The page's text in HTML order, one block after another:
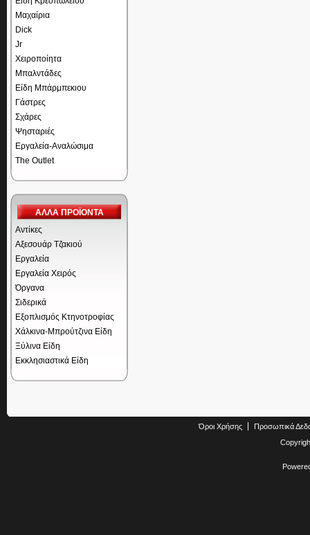
Μαχαίρια
Dick
Jr
Χειροποίητα
Μπαλντάδες
Είδη Μπάρμπεκιου
Γάστρες
Σχάρες
Ψησταριές
Εργαλεία-Αναλώσιμα
The Outlet
ΑΛΛΑ ΠΡΟΪΟΝΤΑ
Αντίκες
Αξεσουάρ Τζακιού
Εργαλεία
Εργαλεία Χειρός
Όργανα
Σιδερικά
Εξοπλισμός Κτηνοτροφίας
Χάλκινα-Μπρούτζινα Είδη
Ξύλινα Είδη
Εκκλησιαστικά Είδη
Όροι Χρήσης
Προσωπικά